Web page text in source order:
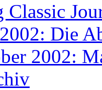
Classic
Die
2002: